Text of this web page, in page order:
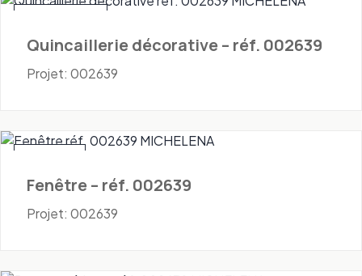
Quincaillerie décorative – réf. 002639
Projet: 002639
Fenêtre – réf. 002639
Projet: 002639